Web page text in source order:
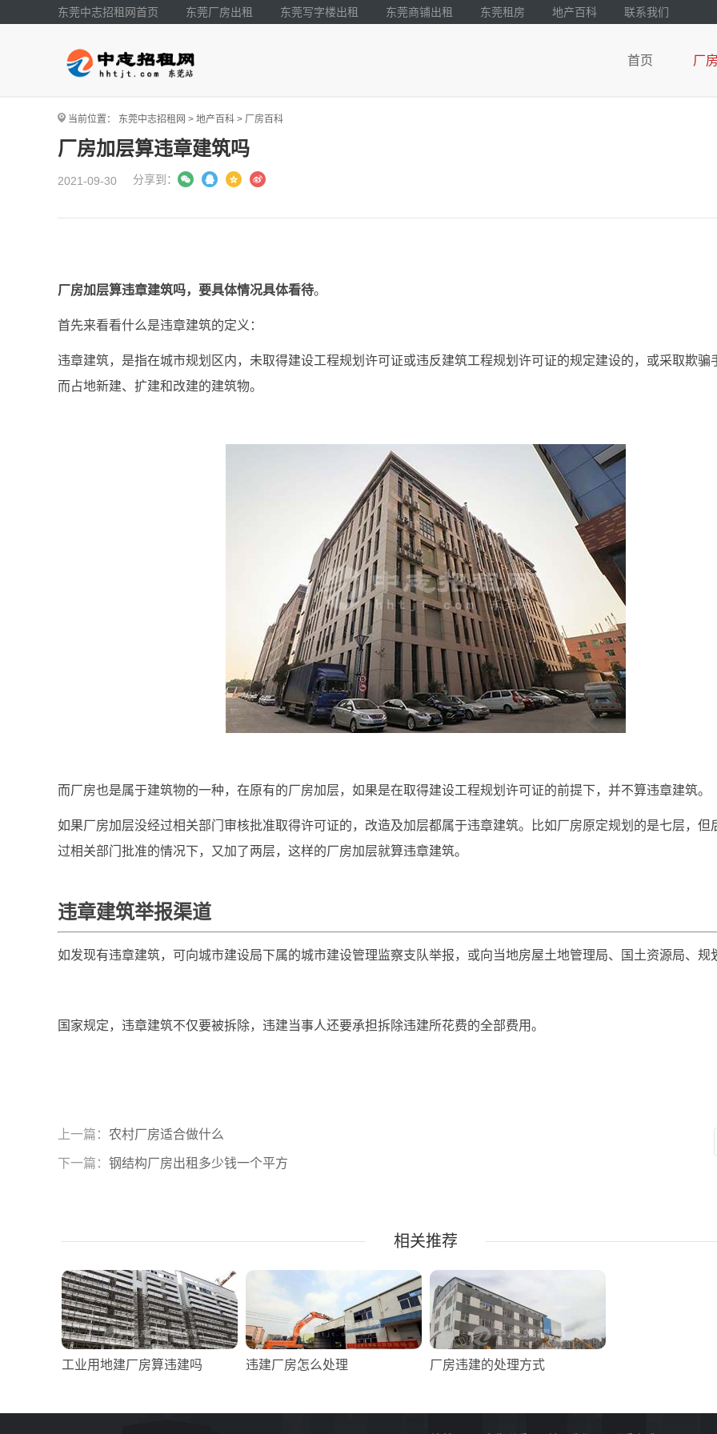
东莞中志招租网首页 东莞厂房出租 东莞写字楼出租 东莞商铺出租 东莞租房 地产百科 联系我们
首页 厂
当前位置： 东莞中志招租网 > 地产百科 > 厂房百科
厂房加层算违章建筑吗
2021-09-30 分享到：
厂房加层算违章建筑吗，要具体情况具体看待。
首先来看看什么是违章建筑的定义：
违章建筑，是指在城市规划区内，未取得建设工程规划许可证或违反建筑工程规划许可证的规定建设的，或采取欺骗
而占地新建、扩建和改建的建筑物。
而厂房也是属于建筑物的一种，在原有的厂房加层，如果是在取得建设工程规划许可证的前提下，并不算违章建筑。
如果厂房加层没经过相关部门审核批准取得许可证的，改造及加层都属于违章建筑。比如厂房原定规划的是七层，但
过相关部门批准的情况下，又加了两层，这样的厂房加层就算违章建筑。
违章建筑举报渠道
如发现有违章建筑，可向城市建设局下属的城市建设管理监察支队举报，或向当地房屋土地管理局、国土资源局、规
国家规定，违章建筑不仅要被拆除，违建当事人还要承担拆除违建所花费的全部费用。
上一篇： 农村厂房适合做什么
下一篇： 钢结构厂房出租多少钱一个平方
相关推荐
工业用地建厂房算违建吗 违建厂房怎么处理 厂房违建的处理方式